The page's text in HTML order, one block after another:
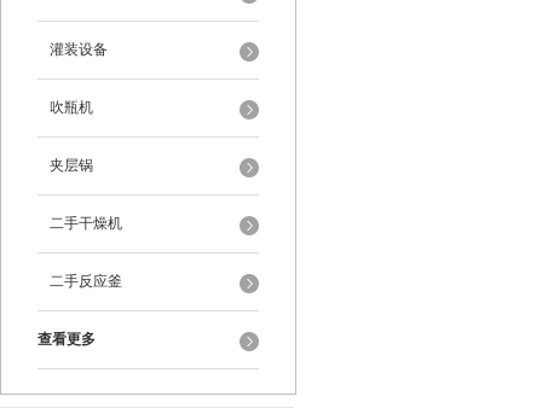
灌装设备
吹瓶机
夹层锅
二手干燥机
二手反应釜
查看更多